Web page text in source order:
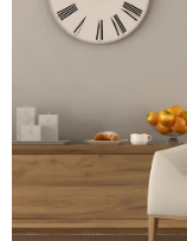
hviezdičiek.